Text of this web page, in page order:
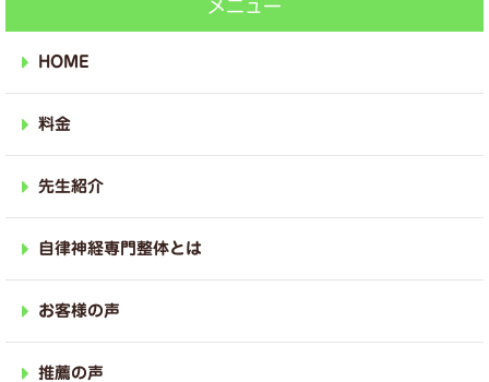
メニュー
HOME
料金
先生紹介
自律神経専門整体とは
お客様の声
推薦の声